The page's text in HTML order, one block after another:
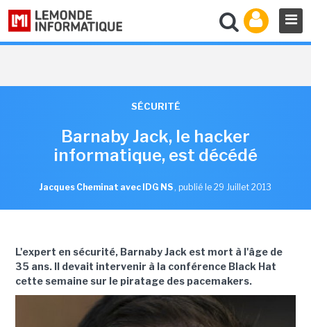
SÉCURITÉ
Barnaby Jack, le hacker
informatique, est décédé
Jacques Cheminat avec IDG NS , publié le 29 Juillet 2013
L'expert en sécurité, Barnaby Jack est mort à l'âge de
35 ans. Il devait intervenir à la conférence Black Hat
cette semaine sur le piratage des pacemakers.